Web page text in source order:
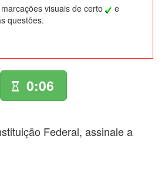
visuais de certo
e
questões.
0:06
Federal, assinale a